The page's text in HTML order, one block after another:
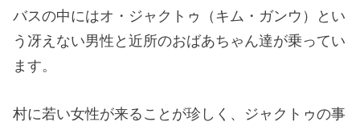
バスの中にはオ・ジャクトゥ（キム・ガンウ）とい
う冴えない男性と近所のおばあちゃん達が乗ってい
ます。
村に若い女性が来ることが珍しく、ジャクトゥの事